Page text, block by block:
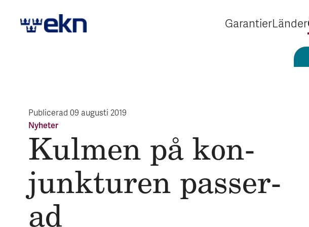
Garantier
Expandera
Länder
Publicerad 09 augusti 2019
Nyheter
Kul­men på kon­
junk­tur­en pass­er­
ad